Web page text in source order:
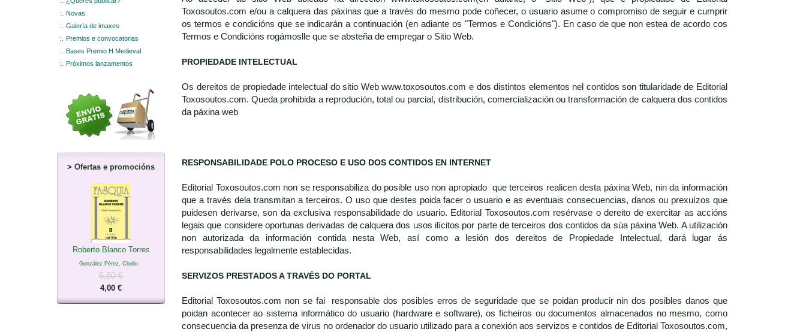
:.
Novas
:.
Galería de imaxes
:.
Premios e convocatorias
:.
Bases Premio H Medieval
:.
Próximos lanzamentos
> Ofertas e promocións
Roberto Blanco Torres
González Pérez, Clodio
6,50 €
4,00 €
Toxosoutos.com e/ou a calquera das páxinas que a través do mesmo pode coñecer, o usuario asume o compromiso de seguir e cumprir
os termos e condicións que se indicarán a continuación (en adiante os "Termos e Condicións"). En caso de que non estea de acordo cos
Termos e Condicións rogámoslle que se absteña de empregar o Sitio Web.
PROPIEDADE INTELECTUAL
Os dereitos de propiedade intelectual do sitio Web www.toxosoutos.com e dos distintos elementos nel contidos son titularidade de Editorial
Toxosoutos.com. Queda prohibida a reprodución, total ou parcial, distribución, comercialización ou transformación de calquera dos contidos
da páxina web
RESPONSABILIDADE POLO PROCESO E USO DOS CONTIDOS EN INTERNET
Editorial Toxosoutos.com non se responsabiliza do posible uso non apropiado que terceiros realicen desta páxina Web, nin da información
que a través dela transmitan a terceiros. O uso que destes poida facer o usuario e as eventuais consecuencias, danos ou prexuízos que
puidesen derivarse, son da exclusiva responsabilidade do usuario. Editorial Toxosoutos.com resérvase o dereito de exercitar as accións
legais que considere oportunas derivadas de calquera dos usos ilícitos por parte de terceiros dos contidos da súa páxina Web. A utilización
non autorizada da información contida nesta Web, así como a lesión dos dereitos de Propiedade Intelectual, dará lugar ás
responsabilidades legalmente establecidas.
SERVIZOS PRESTADOS A TRAVÉS DO PORTAL
Editorial Toxosoutos.com non se fai responsable dos posibles erros de seguridade que se poidan producir nin dos posibles danos que
poidan acontecer ao sistema informático do usuario (hardware e software), os ficheiros ou documentos almacenados no mesmo, como
consecuencia da presenza de virus no ordenador do usuario utilizado para a conexión aos servizos e contidos de Editorial Toxosoutos.com,